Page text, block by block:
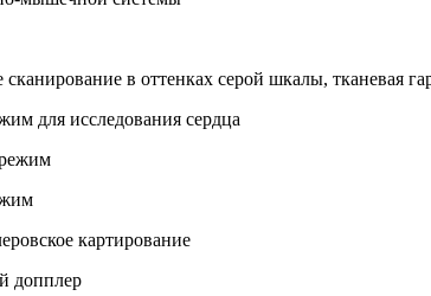
в оттенках серой шкалы, тканевая
исследования сердца
картирование